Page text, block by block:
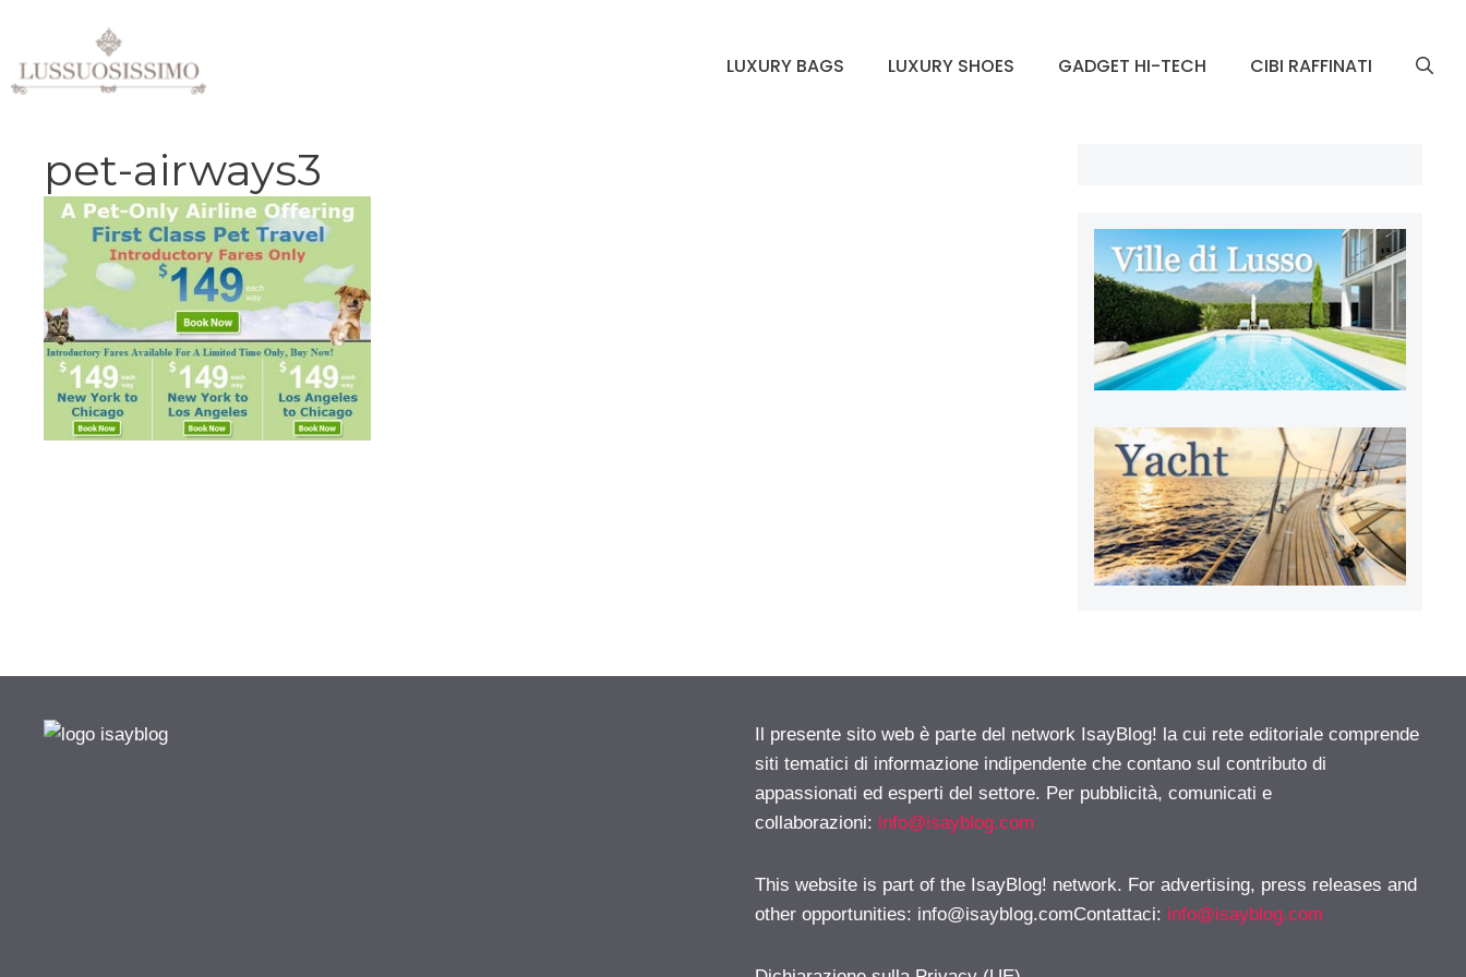
contenuto
LUXURY BAGS LUXURY SHOES GADGET HI-TECH CIBI RAFFINATI
pet-airways3
Il presente sito web è parte del network IsayBlog! la cui rete editoriale comprende
siti tematici di informazione indipendente che contano sul contributo di
appassionati ed esperti del settore. Per pubblicità, comunicati e
collaborazioni: info@isayblog.com
This website is part of the IsayBlog! network. For advertising, press releases and
other opportunities: info@isayblog.comContattaci: info@isayblog.com